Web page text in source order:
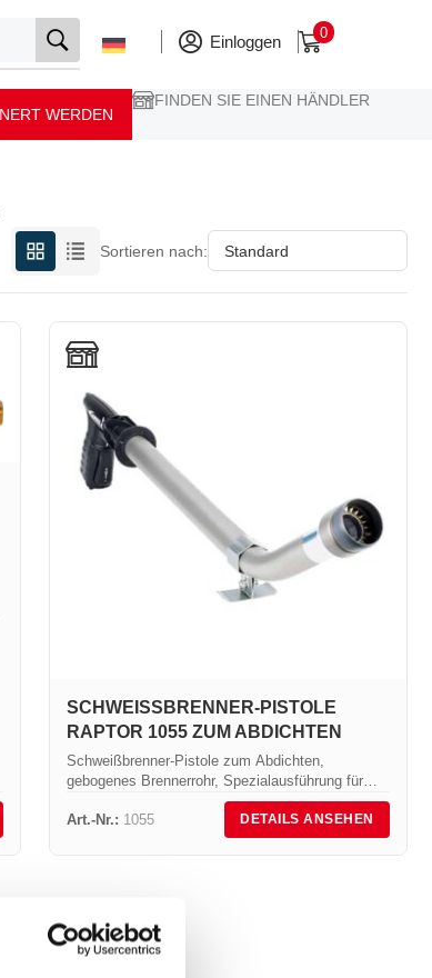
Einloggen 0
WERDEN
FINDEN SIE EINEN HÄNDLER
Sortieren nach:
SCHWEISSBRENNER-PISTOLE R
APTOR 1055 ZUM ABDICHTEN
Schweißbrenner-Pistole zum Abdichten,
gebogenes Brennerrohr, Spezialausführung für
Arbeiten an waagerechten Flächen, Leistung 160
kW.
Art.-Nr.: 1055 DETAILS ANSEHEN